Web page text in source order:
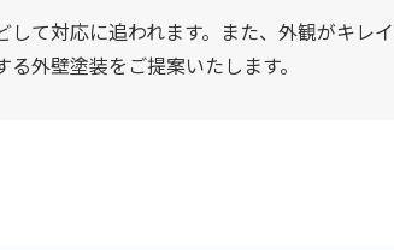
て対応に追われます。また、外観がキレ
外壁塗装をご提案いたします。